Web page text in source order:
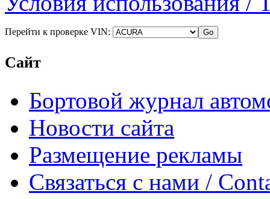
Перейти к проверке VIN:
Сайт
Бортовой журнал
Новости сайта
Размещение рекламы
Связаться с нами /